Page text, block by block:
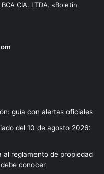
CIA. LTDA. «Boletin
guía con alertas oficiales
del 10 de agosto 2026:
reglamento de propiedad
conocer